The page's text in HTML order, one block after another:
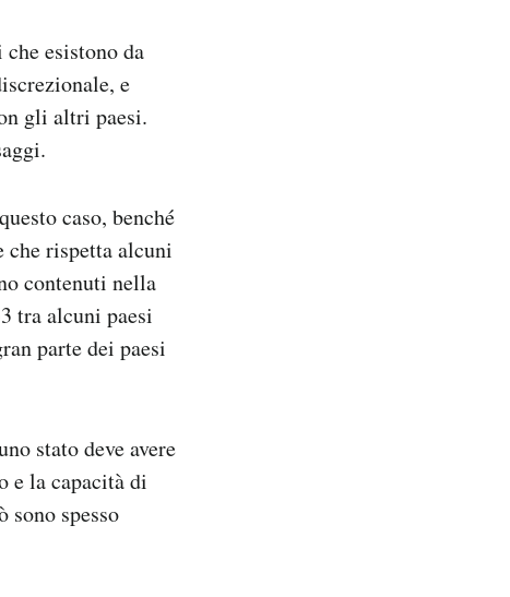
esistono da
e
gli altri paesi.
caso, benché
che rispetta alcuni
contenuti nella
tra alcuni paesi
parte dei paesi
stato deve avere
e la capacità di
spesso